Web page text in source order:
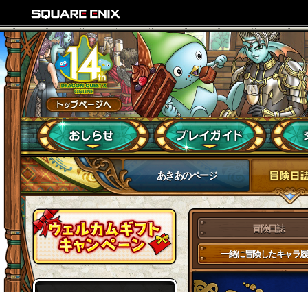
あきあのページ
冒険日誌
一緒に冒険したキャラ